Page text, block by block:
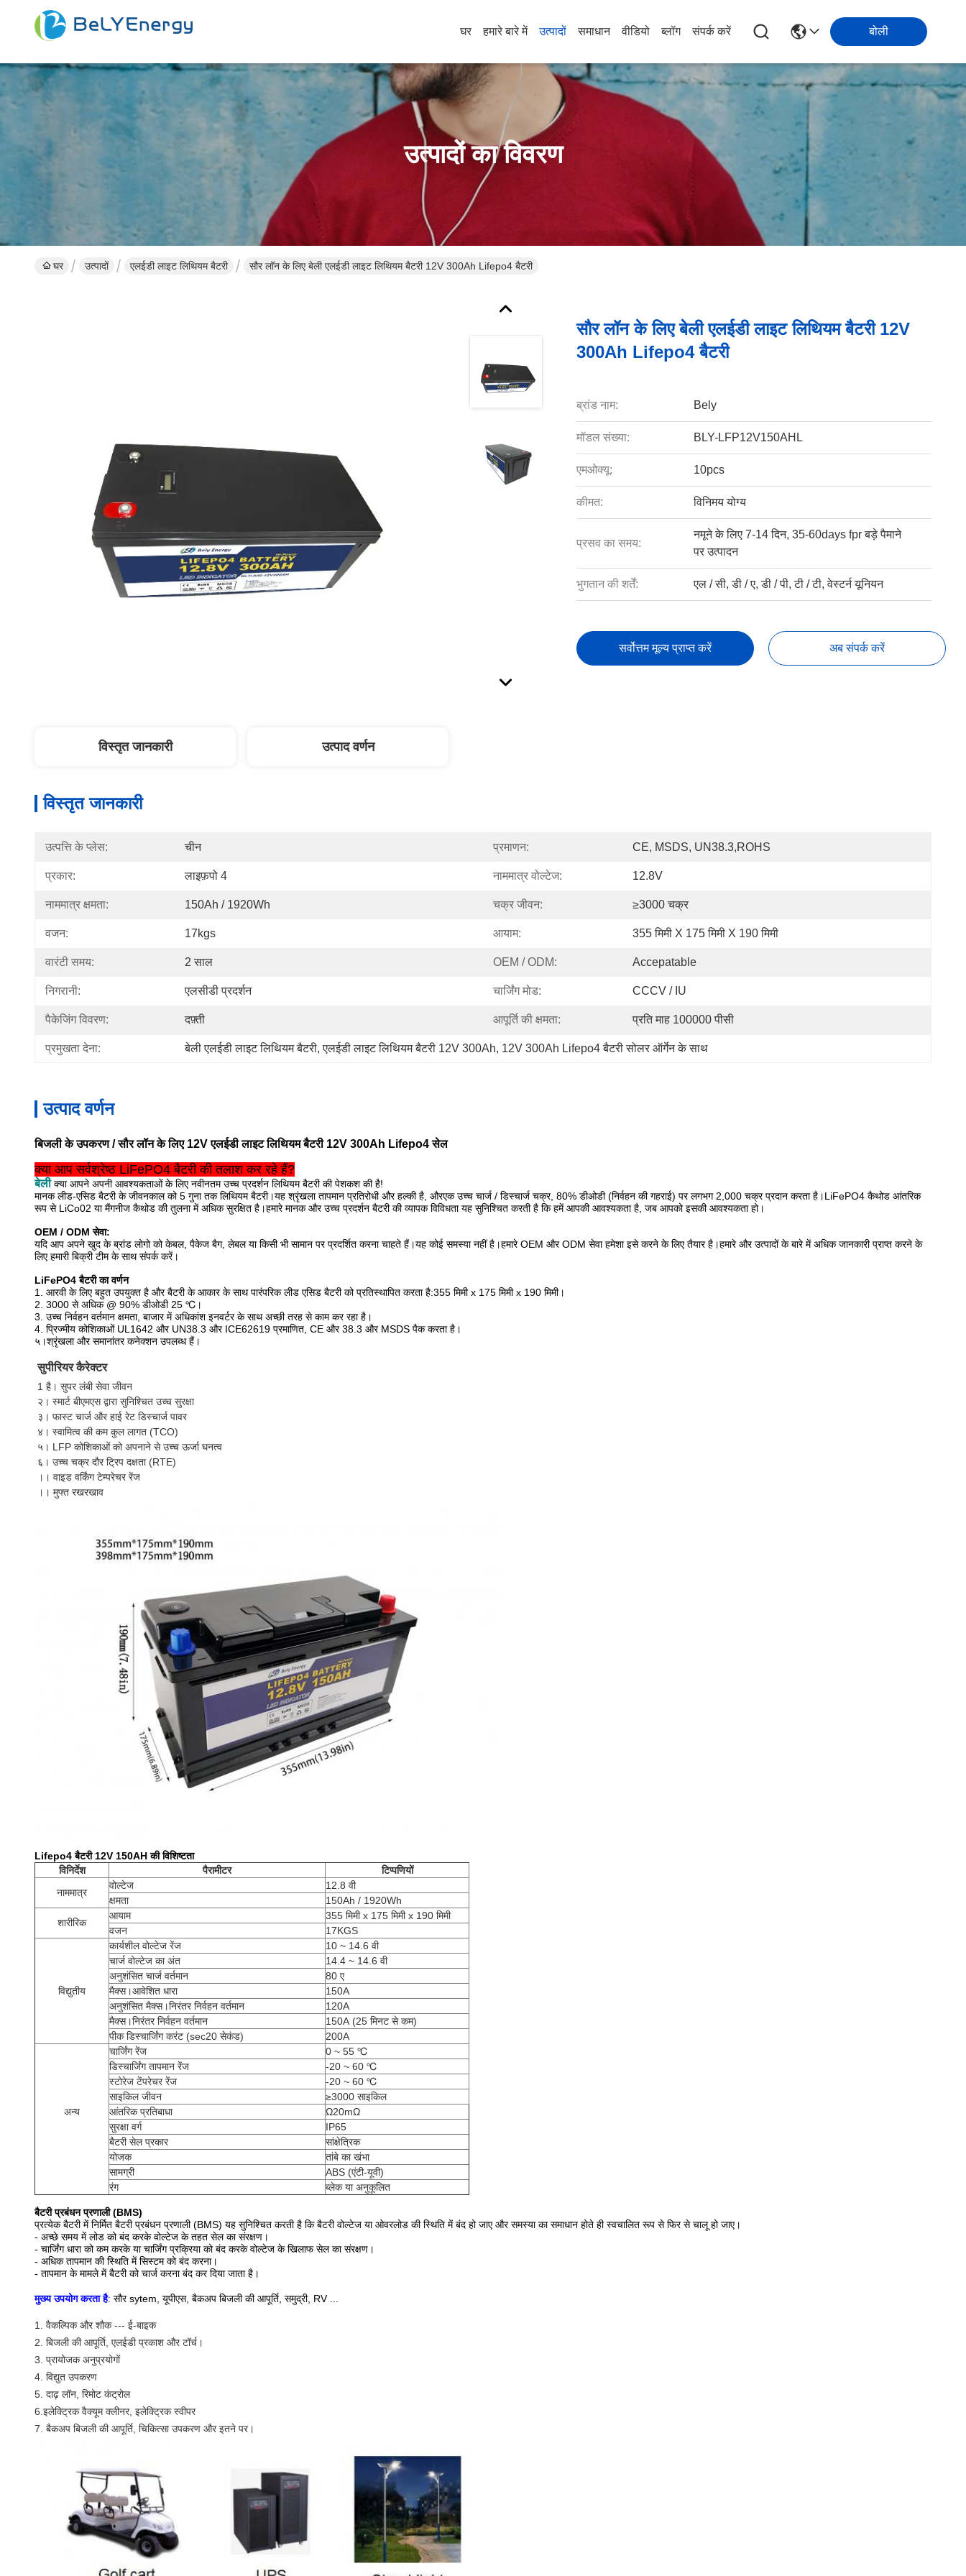
घर हमारे बारे में उत्पादों समाधान वीडियो ब्लॉग संपर्क करें बोली
उत्पादों का विवरण
घर उत्पादों एलईडी लाइट लिथियम बैटरी सौर लॉन के लिए बेली एलईडी लाइट लिथियम बैटरी 12V 300Ah Lifepo4 बैटरी
सौर लॉन के लिए बेली एलईडी लाइट लिथियम बैटरी 12V
300Ah Lifepo4 बैटरी
ब्रांड नाम: Bely
मॉडल संख्या: BLY-LFP12V150AHL
एमओक्यू: 10pcs
कीमत: विनिमय योग्य
प्रसव का समय:
नमूने के लिए 7-14 दिन, 35-60days fpr बड़े पैमाने
पर उत्पादन
भुगतान की शर्तें: एल / सी, डी / ए, डी / पी, टी / टी, वेस्टर्न यूनियन
सर्वोत्तम मूल्य प्राप्त करें अब संपर्क करें
विस्तृत जानकारी उत्पाद वर्णन
विस्तृत जानकारी
उत्पत्ति के प्लेस: चीन प्रमाणन: CE, MSDS, UN38.3,ROHS
प्रकार: लाइफ़पो 4 नाममात्र वोल्टेज: 12.8V
नाममात्र क्षमता: 150Ah / 1920Wh चक्र जीवन: ≥3000 चक्र
वजन: 17kgs आयाम: 355 मिमी X 175 मिमी X 190 मिमी
वारंटी समय: 2 साल OEM / ODM: Accepatable
निगरानी: एलसीडी प्रदर्शन चार्जिंग मोड: CCCV / IU
पैकेजिंग विवरण: दफ़्ती आपूर्ति की क्षमता: प्रति माह 100000 पीसी
प्रमुखता देना: बेली एलईडी लाइट लिथियम बैटरी, एलईडी लाइट लिथियम बैटरी 12V 300Ah, 12V 300Ah Lifepo4 बैटरी सोलर ऑर्गेन के साथ
उत्पाद वर्णन
बिजली के उपकरण / सौर लॉन के लिए 12V एलईडी लाइट लिथियम बैटरी 12V 300Ah Lifepo4 सेल
क्या आप सर्वश्रेष्ठ LiFePO4 बैटरी की तलाश कर रहे हैं?
बेलीक्या आपने अपनी आवश्यकताओं के लिए नवीनतम उच्च प्रदर्शन लिथियम बैटरी की पेशकश की है!
मानक लीड-एसिड बैटरी के जीवनकाल को 5 गुना तक लिथियम बैटरी।यह श्रृंखला तापमान प्रतिरोधी और हल्की है, औरएक उच्च चार्ज / डिस्चार्ज चक्र, 80% डीओडी (निर्वहन की गहराई) पर लगभग 2,000 चक्र प्रदान करता है।LiFePO4 कैथोड आंतरिक
रूप से LiCo02 या मैंगनीज कैथोड की तुलना में अधिक सुरक्षित है।हमारे मानक और उच्च प्रदर्शन बैटरी की व्यापक विविधता यह सुनिश्चित करती है कि हमें आपकी आवश्यकता है, जब आपको इसकी आवश्यकता हो।
OEM / ODM सेवा:
यदि आप अपने खुद के ब्रांड लोगो को केबल, पैकेज बैग, लेबल या किसी भी सामान पर प्रदर्शित करना चाहते हैं।यह कोई समस्या नहीं है।हमारे OEM और ODM सेवा हमेशा इसे करने के लिए तैयार है।हमारे और उत्पादों के बारे में अधिक जानकारी प्राप्त करने के
लिए हमारी बिक्री टीम के साथ संपर्क करें।
LiFePO4 बैटरी का वर्णन
1. आरवी के लिए बहुत उपयुक्त है और बैटरी के आकार के साथ पारंपरिक लीड एसिड बैटरी को प्रतिस्थापित करता है:355 मिमी x 175 मिमी x 190 मिमी।
2. 3000 से अधिक @ 90% डीओडी 25 ℃।
3. उच्च निर्वहन वर्तमान क्षमता, बाजार में अधिकांश इनवर्टर के साथ अच्छी तरह से काम कर रहा है।
4. प्रिज्मीय कोशिकाओं UL1642 और UN38.3 और ICE62619 प्रमाणित, CE और 38.3 और MSDS पैक करता है।
५ ।श्रृंखला और समानांतर कनेक्शन उपलब्ध हैं।
सुपीरियर कैरेक्टर
1 है। सुपर लंबी सेवा जीवन
२। स्मार्ट बीएमएस द्वारा सुनिश्चित उच्च सुरक्षा
३। फास्ट चार्ज और हाई रेट डिस्चार्ज पावर
४। स्वामित्व की कम कुल लागत (TCO)
५। LFP कोशिकाओं को अपनाने से उच्च ऊर्जा घनत्व
६। उच्च चक्र दौर ट्रिप दक्षता (RTE)
।। वाइड वर्किंग टेम्परेचर रेंज
।। मुफ्त रखरखाव
Lifepo4 बैटरी 12V 150AH की विशिष्टता
विनिर्देश
पैरामीटर
टिप्पणियों
नाममात्र
वोल्टेज
12.8 वी
क्षमता
150Ah / 1920Wh
शारीरिक
आयाम
355 मिमी x 175 मिमी x 190 मिमी
वजन
17KGS
विद्युतीय
कार्यशील वोल्टेज रेंज
10 ~ 14.6 वी
चार्ज वोल्टेज का अंत
14.4 ~ 14.6 वी
अनुशंसित चार्ज वर्तमान
80 ए
मैक्स।आवेशित धारा
150A
अनुशंसित मैक्स।निरंतर निर्वहन वर्तमान
120A
मैक्स।निरंतर निर्वहन वर्तमान
150A (25 मिनट से कम)
पीक डिस्चार्जिंग करंट (sec20 सेकंड)
200A
अन्य
चार्जिंग रेंज
0 ~ 55 ℃
डिस्चार्जिंग तापमान रेंज
-20 ~ 60 ℃
स्टोरेज टेंपरेचर रेंज
-20 ~ 60 ℃
साइकिल जीवन
≥3000 साइकिल
आंतरिक प्रतिबाधा
Ω20mΩ
सुरक्षा वर्ग
IP65
बैटरी सेल प्रकार
सांक्षेत्रिक
योजक
तांबे का खंभा
सामग्री
ABS (एंटी-यूवी)
रंग
ब्लेक या अनुकूलित
बैटरी प्रबंधन प्रणाली (BMS)
प्रत्येक बैटरी में निर्मित बैटरी प्रबंधन प्रणाली (BMS) यह सुनिश्चित करती है कि बैटरी वोल्टेज या ओवरलोड की स्थिति में बंद हो जाए और समस्या का समाधान होते ही स्वचालित रूप से फिर से चालू हो जाए।
- अच्छे समय में लोड को बंद करके वोल्टेज के तहत सेल का संरक्षण।
- चार्जिंग धारा को कम करके या चार्जिंग प्रक्रिया को बंद करके वोल्टेज के खिलाफ सेल का संरक्षण।
- अधिक तापमान की स्थिति में सिस्टम को बंद करना।
- तापमान के मामले में बैटरी को चार्ज करना बंद कर दिया जाता है।
मुख्य उपयोग करता है: सौर sytem, ​​यूपीएस, बैकअप बिजली की आपूर्ति, समुद्री, RV ...
1. वैकल्पिक और शौक --- ई-बाइक
2. बिजली की आपूर्ति, एलईडी प्रकाश और टॉर्च।
3. प्रायोजक अनुप्रयोगों
4. विद्युत उपकरण
5. दाढ़ लॉन, रिमोट कंट्रोल
6.इलेक्ट्रिक वैक्यूम क्लीनर, इलेक्ट्रिक स्वीपर
7. बैकअप बिजली की आपूर्ति, चिकित्सा उपकरण और इतने पर।